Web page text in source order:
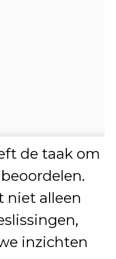
de taak om
niet alleen
inzichten